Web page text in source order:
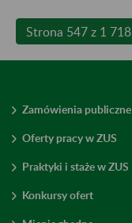
Strona 547 z 1 718
Zamówienia publiczne
Oferty pracy w ZUS
Praktyki i staże w ZUS
Konkursy ofert